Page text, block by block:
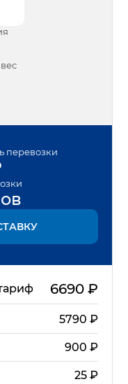
перевозки
6690₽
5790 ₽
900 ₽
25₽